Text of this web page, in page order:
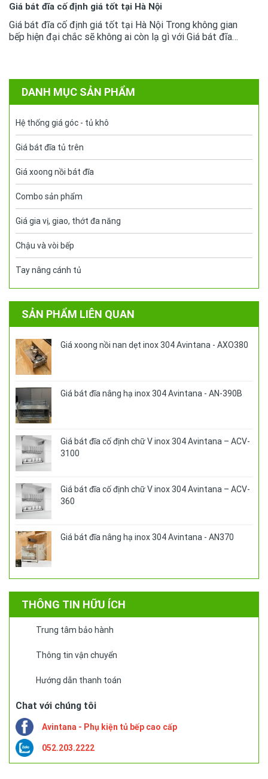
Giá bát đĩa cố định giá tốt tại Hà Nội
Giá bát đĩa cố định giá tốt tại Hà Nội Trong không gian
bếp hiện đại chắc sẽ không ai còn lạ gì với Giá bát đĩa
DANH MỤC SẢN PHẨM
Hệ thống giá góc - tủ khô
Giá bát đĩa tủ trên
Giá xoong nồi bát đĩa
Combo sản phẩm
Giá gia vị, giao, thớt đa năng
Chậu và vòi bếp
Tay nâng cánh tủ
SẢN PHẨM LIÊN QUAN
Giá xoong nồi nan dẹt inox 304 Avintana - AXO380
Giá bát đĩa nâng hạ inox 304 Avintana - AN-390B
Giá bát đĩa cố định chữ V inox 304 Avintana – ACV-
3100
Giá bát đĩa cố định chữ V inox 304 Avintana – ACV-
360
Giá bát đĩa nâng hạ inox 304 Avintana - AN370
THÔNG TIN HỮU ÍCH
Trung tâm bảo hành
Thông tin vận chuyển
Hướng dẫn thanh toán
Chat với chúng tôi
Avintana - Phụ kiện tủ bếp cao cấp
052.203.2222